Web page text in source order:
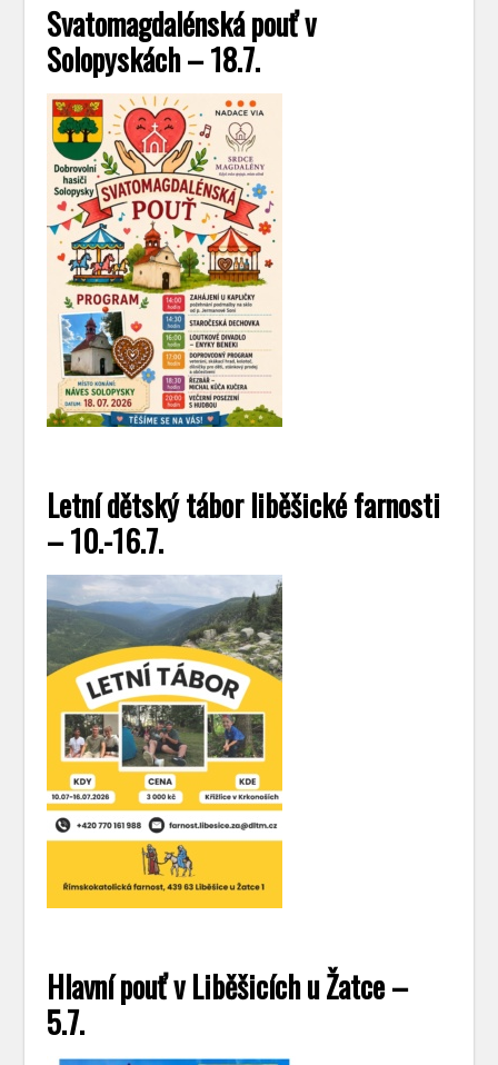
Svatomagdalénská pouť v
Solopyskách – 18.7.
Letní dětský tábor liběšické farnosti
– 10.-16.7.
Hlavní pouť v Liběšicích u Žatce –
5.7.